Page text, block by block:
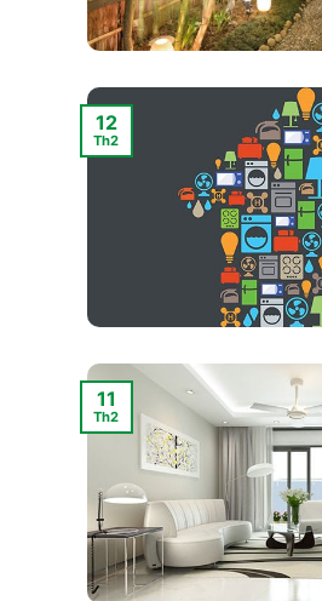
12
Th2
11
Th2